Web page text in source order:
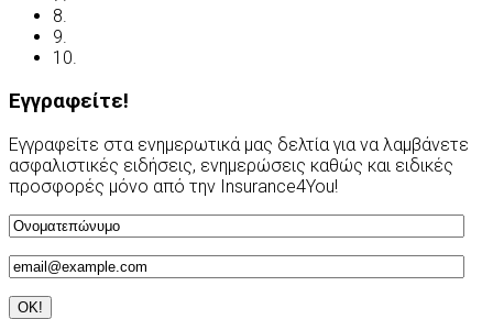
8.
9.
10.
Εγγραφείτε!
Εγγραφείτε στα ενημερωτικά μας δελτία για να λαμβάνετε
ασφαλιστικές ειδήσεις, ενημερώσεις καθώς και ειδικές
προσφορές μόνο από την Insurance4You!